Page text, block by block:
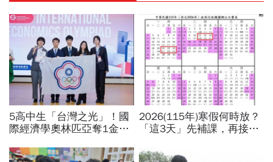
5高中生「台灣之光」！國
際經濟學奧林匹亞奪1金2
得主：鼓勵勇於挑戰商管
2026(115年)寒假何時放？
「這3天」先補課，再接過
寒假開學日一次看